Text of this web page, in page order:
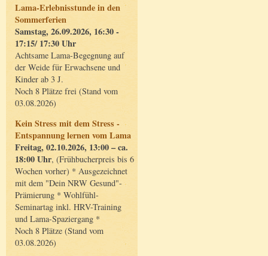
Lama-Erlebnisstunde in den
Sommerferien
Samstag, 26.09.2026, 16:30 -
17:15/ 17:30 Uhr
Achtsame Lama-Begegnung auf
der Weide für Erwachsene und
Kinder ab 3 J.
Noch 8 Plätze frei (Stand vom
03.08.2026)
Kein Stress mit dem Stress -
Entspannung lernen vom Lama
Freitag, 02.10.2026, 13:00 – ca.
18:00 Uhr, (Frühbucherpreis bis 6
Wochen vorher) * Ausgezeichnet
mit dem "Dein NRW Gesund"-
Prämierung * Wohlfühl-
Seminartag inkl. HRV-Training
und Lama-Spaziergang *
Noch 8 Plätze (Stand vom
03.08.2026)